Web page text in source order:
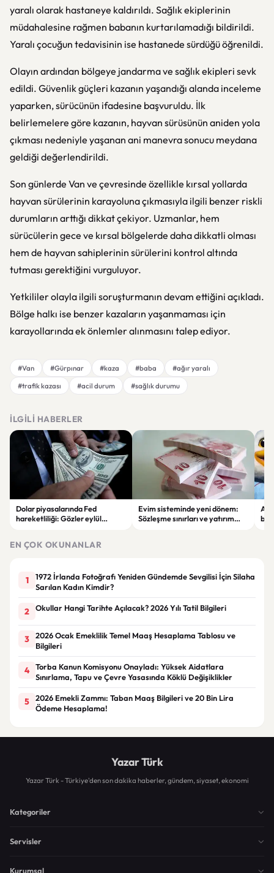
yaralı olarak hastaneye kaldırıldı. Sağlık ekiplerinin
müdahalesine rağmen babanın kurtarılamadığı bildirildi.
Yaralı çocuğun tedavisinin ise hastanede sürdüğü öğrenildi.
Olayın ardından bölgeye jandarma ve sağlık ekipleri sevk
edildi. Güvenlik güçleri kazanın yaşandığı alanda inceleme
yaparken, sürücünün ifadesine başvuruldu. İlk
belirlemelere göre kazanın, hayvan sürüsünün aniden yola
çıkması nedeniyle yaşanan ani manevra sonucu meydana
geldiği değerlendirildi.
Son günlerde Van ve çevresinde özellikle kırsal yollarda
hayvan sürülerinin karayoluna çıkmasıyla ilgili benzer riskli
durumların arttığı dikkat çekiyor. Uzmanlar, hem
sürücülerin gece ve kırsal bölgelerde daha dikkatli olması
hem de hayvan sahiplerinin sürülerini kontrol altında
tutması gerektiğini vurguluyor.
Yetkililer olayla ilgili soruşturmanın devam ettiğini açıkladı.
Bölge halkı ise benzer kazaların yaşanmaması için
karayollarında ek önlemler alınmasını talep ediyor.
#Van #Gürpınar #kaza #baba
#ağır yaralı
#trafik kazası
#acil durum #sağlık durumu
İLGILI HABERLER
Dolar piyasalarında Fed
hareketliliği: Gözler eylül
Evim sisteminde yeni dönem:
Sözleşme sınırları ve yatırım
EN ÇOK OKUNANLAR
1
1972 İrlanda Fotoğrafı Yeniden Gündemde Sevgilisi İçin Silaha
Sarılan Kadın Kimdir?
2 Okullar Hangi Tarihte Açılacak? 2026 Yılı Tatil Bilgileri
3
2026 Ocak Emeklilik Temel Maaş Hesaplama Tablosu ve
Bilgileri
4
Torba Kanun Komisyonu Onayladı: Yüksek Aidatlara
Sınırlama, Tapu ve Çevre Yasasında Köklü Değişiklikler
5
2026 Emekli Zammı: Taban Maaş Bilgileri ve 20 Bin Lira
Ödeme Hesaplama!
Yazar Türk
Yazar Türk - Türkiye'den son dakika haberler, gündem, siyaset, ekonomi
Kategoriler
Servisler
Kurumsal